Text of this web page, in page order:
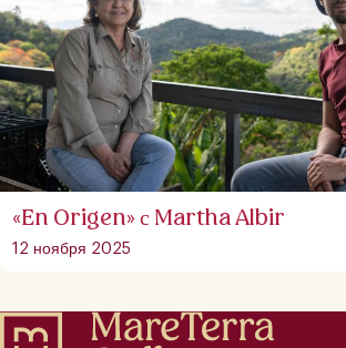
«En Origen» с Martha Albir
12 ноября 2025